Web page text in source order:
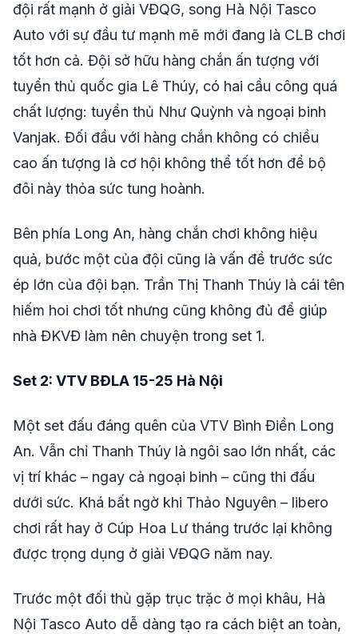
đội rất mạnh ở giải VĐQG, song Hà Nội Tasco
Auto với sự đầu tư mạnh mẽ mới đang là CLB chơi
tốt hơn cả. Đội sở hữu hàng chắn ấn tượng với
tuyển thủ quốc gia Lê Thúy, có hai cầu công quá
chất lượng: tuyển thủ Như Quỳnh và ngoại binh
Vanjak. Đối đầu với hàng chắn không có chiều
cao ấn tượng là cơ hội không thể tốt hơn để bộ
đôi này thỏa sức tung hoành.
Bên phía Long An, hàng chắn chơi không hiệu
quả, bước một của đội cũng là vấn đề trước sức
ép lớn của đội bạn. Trần Thị Thanh Thúy là cái tên
hiếm hoi chơi tốt nhưng cũng không đủ để giúp
nhà ĐKVĐ làm nên chuyện trong set 1.
Set 2: VTV BĐLA 15-25 Hà Nội
Một set đấu đáng quên của VTV Bình Điền Long
An. Vẫn chỉ Thanh Thúy là ngôi sao lớn nhất, các
vị trí khác – ngay cả ngoại binh – cũng thi đấu
dưới sức. Khá bất ngờ khi Thảo Nguyên – libero
chơi rất hay ở Cúp Hoa Lư tháng trước lại không
được trọng dụng ở giải VĐQG năm nay.
Trước một đối thủ gặp trục trặc ở mọi khâu, Hà
Nội Tasco Auto dễ dàng tạo ra cách biệt an toàn,